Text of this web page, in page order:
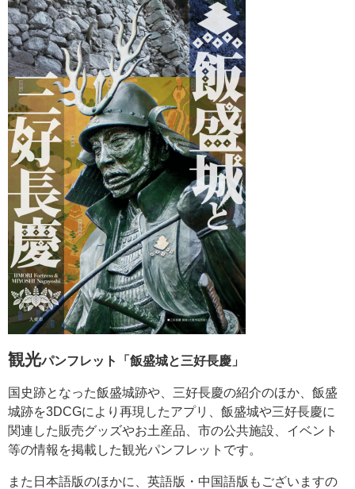
観光パンフレット「飯盛城と三好長慶」
国史跡となった飯盛城跡や、三好長慶の紹介のほか、飯盛
城跡を3DCGにより再現したアプリ、飯盛城や三好長慶に
関連した販売グッズやお土産品、市の公共施設、イベント
等の情報を掲載した観光パンフレットです。
また日本語版のほかに、英語版・中国語版もございますの